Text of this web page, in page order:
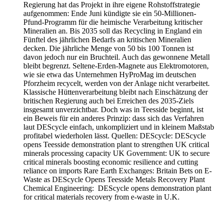
Regierung hat das Projekt in ihre eigene Rohstoffstrategie
aufgenommen: Ende Juni kündigte sie ein 50-Millionen-
Pfund-Programm für die heimische Verarbeitung kritischer
Mineralien an. Bis 2035 soll das Recycling in England ein
Fünftel des jährlichen Bedarfs an kritischen Mineralien
decken. Die jährliche Menge von 50 bis 100 Tonnen ist
davon jedoch nur ein Bruchteil. Auch das gewonnene Metall
bleibt begrenzt. Seltene-Erden-Magnete aus Elektromotoren,
wie sie etwa das Unternehmen HyProMag im deutschen
Pforzheim recycelt, werden von der Anlage nicht verarbeitet.
Klassische Hüttenverarbeitung bleibt nach Einschätzung der
britischen Regierung auch bei Erreichen des 2035-Ziels
insgesamt unverzichtbar. Doch was in Teesside beginnt, ist
ein Beweis für ein anderes Prinzip: dass sich das Verfahren
laut DEScycle einfach, unkompliziert und in kleinem Maßstab
profitabel wiederholen lässt. Quellen: DEScycle: DEScycle
opens Teesside demonstration plant to strengthen UK critical
minerals processing capacity UK Government: UK to secure
critical minerals boosting economic resilience and cutting
reliance on imports Rare Earth Exchanges: Britain Bets on E-
Waste as DEScycle Opens Teesside Metals Recovery Plant
Chemical Engineering: DEScycle opens demonstration plant
for critical materials recovery from e-waste in U.K.